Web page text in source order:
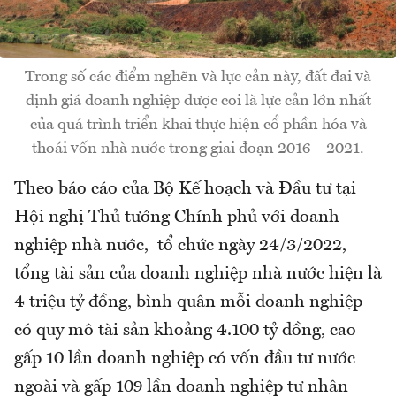
Trong số các điểm nghẽn và lực cản này, đất đai và
định giá doanh nghiệp được coi là lực cản lớn nhất
của quá trình triển khai thực hiện cổ phần hóa và
thoái vốn nhà nước trong giai đoạn 2016 – 2021.
Theo báo cáo của Bộ Kế hoạch và Đầu tư tại
Hội nghị Thủ tướng Chính phủ với doanh
nghiệp nhà nước, tổ chức ngày 24/3/2022,
tổng tài sản của doanh nghiệp nhà nước hiện là
4 triệu tỷ đồng, bình quân mỗi doanh nghiệp
có quy mô tài sản khoảng 4.100 tỷ đồng, cao
gấp 10 lần doanh nghiệp có vốn đầu tư nước
ngoài và gấp 109 lần doanh nghiệp tư nhân